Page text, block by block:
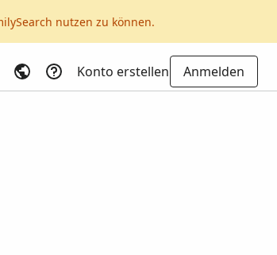
nutzen zu können.
Konto erstellen Anmelden